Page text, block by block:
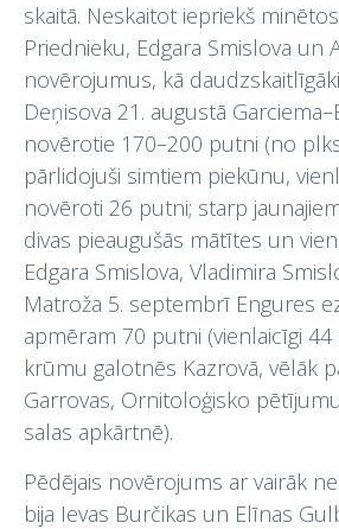
skaitā. Neskaitot iepriekš
Priednieku, Edgara Smislova un
novērojumus, kā
Deņisova 21. augustā
novērotie 170–200 putni (no
pārlidojuši simtiem piekūnu,
novēroti 26 putni; starp
divas pieaugušās mātītes un
Edgara Smislova, Vladimira
Matroža 5. septembrī Engures
apmēram 70 putni (vienlaicīgi
krūmu galotnēs Kazrovā, vēlāk
Garrovas, Ornitoloģisko
salas apkārtnē).
Pēdējais novērojums ar vairāk
bija Ievas Burčikas un Elīnas